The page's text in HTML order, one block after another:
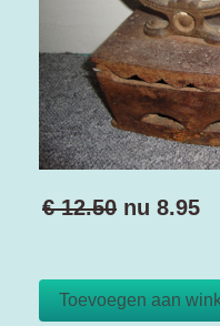
€ 12.50 nu 8.95